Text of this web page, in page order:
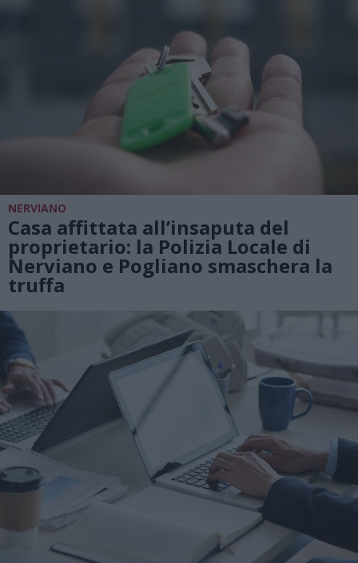
NERVIANO
Casa affittata all’insaputa del
proprietario: la Polizia Locale di
Nerviano e Pogliano smaschera la
truffa